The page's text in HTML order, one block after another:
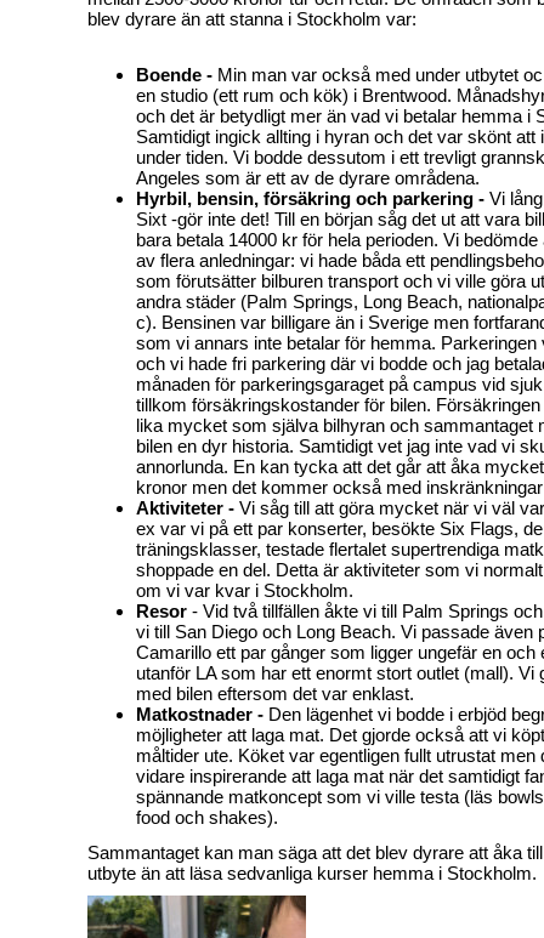
blev dyrare än att stanna i Stockholm var:
Boende - Min man var också med under utbytet
en studio (ett rum och kök) i Brentwood.
och det är betydligt mer än vad vi betalar hemma i
Samtidigt ingick allting i hyran och det var skönt att
under tiden. Vi bodde dessutom i ett trevligt
Angeles som är ett av de dyrare områdena.
Hyrbil, bensin, försäkring och parkering - Vi
Sixt -gör inte det! Till en början såg det ut att vara
bara betala 14000 kr för hela perioden. Vi
av flera anledningar: vi hade båda ett
som förutsätter bilburen transport och vi ville göra
andra städer (Palm Springs, Long Beach,
c). Bensinen var billigare än i Sverige men
som vi annars inte betalar för hemma. Parkeringen
och vi hade fri parkering där vi bodde och jag
månaden för parkeringsgaraget på campus vid
tillkom försäkringskostander för bilen.
lika mycket som själva bilhyran och sammantaget
bilen en dyr historia. Samtidigt vet jag inte vad vi
annorlunda. En kan tycka att det går att åka
kronor men det kommer också med
Aktiviteter - Vi såg till att göra mycket när vi väl
ex var vi på ett par konserter, besökte Six Flags,
träningsklasser, testade flertalet supertrendiga
shoppade en del. Detta är aktiviteter som vi
om vi var kvar i Stockholm.
Resor - Vid två tillfällen åkte vi till Palm Springs
vi till San Diego och Long Beach. Vi passade även
Camarillo ett par gånger som ligger ungefär en och
utanför LA som har ett enormt stort outlet (mall). Vi
med bilen eftersom det var enklast.
Matkostnader - Den lägenhet vi bodde i erbjöd
möjligheter att laga mat. Det gjorde också att vi
måltider ute. Köket var egentligen fullt utrustat men
vidare inspirerande att laga mat när det samtidigt
spännande matkoncept som vi ville testa (läs
food och shakes).
Sammantaget kan man säga att det blev dyrare att åka
utbyte än att läsa sedvanliga kurser hemma i Stockholm.